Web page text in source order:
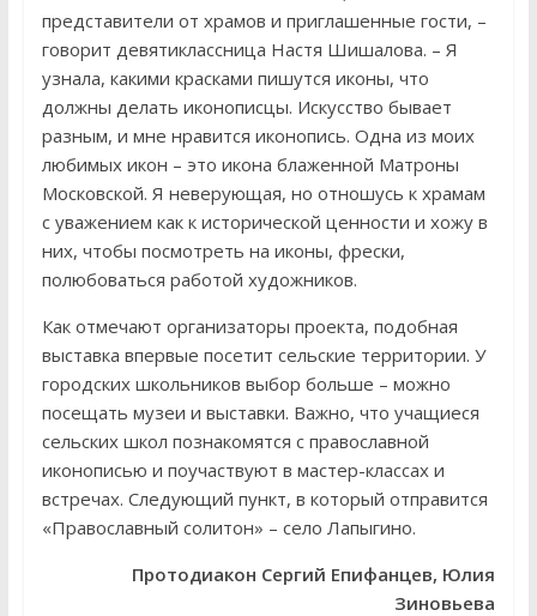
представители от храмов и приглашенные гости, –
говорит девятиклассница Настя Шишалова. – Я
узнала, какими красками пишутся иконы, что
должны делать иконописцы. Искусство бывает
разным, и мне нравится иконопись. Одна из моих
любимых икон – это икона блаженной Матроны
Московской. Я неверующая, но отношусь к храмам
с уважением как к исторической ценности и хожу в
них, чтобы посмотреть на иконы, фрески,
полюбоваться работой художников.
Как отмечают организаторы проекта, подобная
выставка впервые посетит сельские территории. У
городских школьников выбор больше – можно
посещать музеи и выставки. Важно, что учащиеся
сельских школ познакомятся с православной
иконописью и поучаствуют в мастер-классах и
встречах. Следующий пункт, в который отправится
«Православный солитон» – село Лапыгино.
Протодиакон Сергий Епифанцев, Юлия
Зиновьева